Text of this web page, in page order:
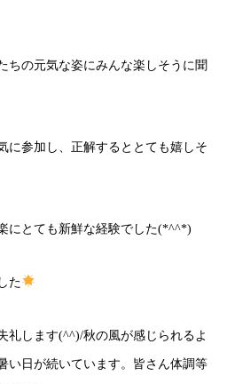
ちの元気な姿にみんな楽しそうに聞
に参加し、正解するととても嬉しそ
にとても新鮮な経験でした(*^^*)
た
礼します(^^)/秋の風が感じられるよ
い日が続いています。皆さん体調等